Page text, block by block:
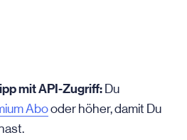
mit API-Zugriff: Du
Abooder höher, damit Du